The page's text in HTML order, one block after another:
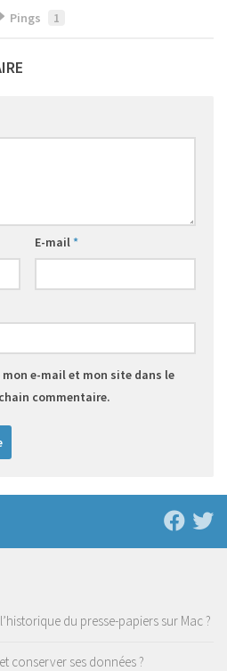
Pings 1
E-mail*
e-mail et mon site dans le
commentaire.
du presse-papiers sur Mac ?
conserver ses données ?